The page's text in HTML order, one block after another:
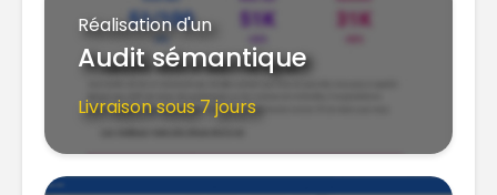
Réalisation d'un
Audit sémantique
Livraison sous 7 jours